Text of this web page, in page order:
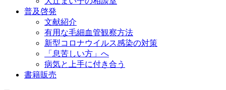
普及啓発
文献紹介
有用な毛細血管観察方法
新型コロナウイルス感染の対策
「息苦しい方」へ
病気と上手に付き合う
書籍販売